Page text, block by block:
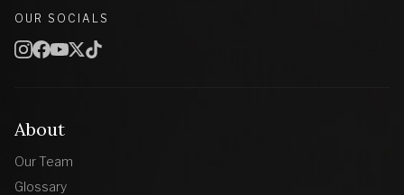
About
Our Team
Glossary
OUR SOCIALS